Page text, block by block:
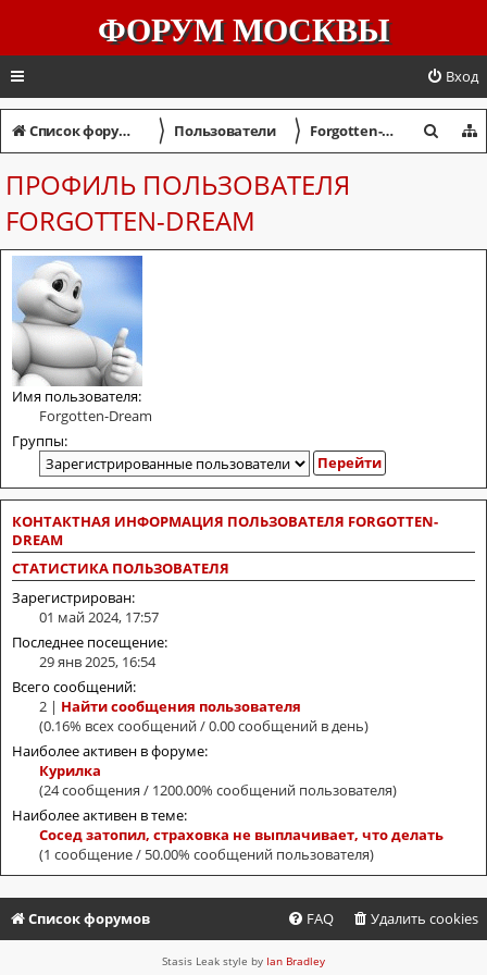
ФОРУМ МОСКВЫ
Вход
Список форумов 〉 Пользователи 〉 Forgotten-Dream
к
ПРОФИЛЬ ПОЛЬЗОВАТЕЛЯ
FORGOTTEN-DREAM
Имя пользователя:
Forgotten-Dream
Группы:
КОНТАКТНАЯ ИНФОРМАЦИЯ ПОЛЬЗОВАТЕЛЯ FORGOTTEN-
DREAM
СТАТИСТИКА ПОЛЬЗОВАТЕЛЯ
Зарегистрирован:
01 май 2024, 17:57
Последнее посещение:
29 янв 2025, 16:54
Всего сообщений:
2 | Найти сообщения пользователя
(0.16% всех сообщений / 0.00 сообщений в день)
Наиболее активен в форуме:
Курилка
(24 сообщения / 1200.00% сообщений пользователя)
Наиболее активен в теме:
Сосед затопил, страховка не выплачивает, что делать
(1 сообщение / 50.00% сообщений пользователя)
Список форумов Удалить cookies
FAQ
Stasis Leak style by Ian Bradley